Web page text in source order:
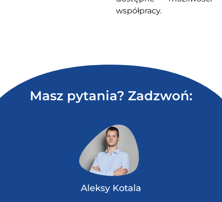
współpracy.
Masz pytania? Zadzwoń:
Aleksy Kotala